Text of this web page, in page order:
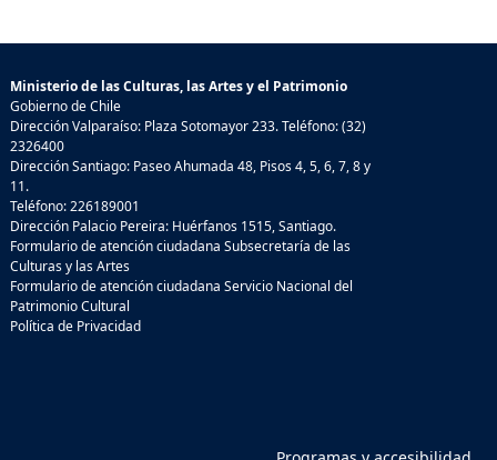
Ministerio de las Culturas, las Artes y el Patrimonio
Gobierno de Chile
Dirección Valparaíso: Plaza Sotomayor 233. Teléfono: (32)
2326400
Dirección Santiago: Paseo Ahumada 48, Pisos 4, 5, 6, 7, 8 y
11.
Teléfono: 226189001
Dirección Palacio Pereira: Huérfanos 1515, Santiago.
Formulario de atención ciudadana Subsecretaría de las
Culturas y las Artes
Formulario de atención ciudadana Servicio Nacional del
Patrimonio Cultural
Política de Privacidad